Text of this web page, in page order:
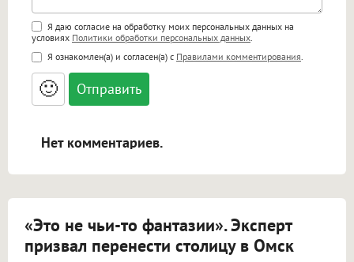
Поддержка HTML
<b>, <strong>, <u>, <i>, <em>, <s>, <big>,
<small>, <sup>, <sub>, <pre>, <ul>, <ol>, <li>,
<blockquote>, <code> экранирует HTML,
адреса URL автоматически становятся
ссылками, и [img]адрес[/img] будет
Я даю согласие на обработку моих персональных данных на
условиях Политики обработки персональных данных.
Я ознакомлен(а) и согласен(а) с Правилами комментирования.
🙂
Нет комментариев.
«Это не чьи-то фантазии». Эксперт
призвал перенести столицу в Омск